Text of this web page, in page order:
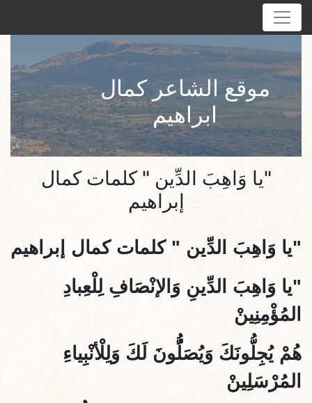
موقع الشاعر كمال
ابراهيم
"يا وَاهِبَ الدِّين " كلمات كمال
إبراهيم
"يا وَاهِبَ الدِّين " كلمات كمال إبراهيم
"يا وَاهِبَ الدِّينِ وَالإنْصَافِ لِلْعِبادِ
المُؤْمِنِينْ
هُمْ يُجِلُّونَكَ وَيُصَلُُّونَ لَكَ وَلِلْأنْبِياءِ
المُرْسَلِينْ